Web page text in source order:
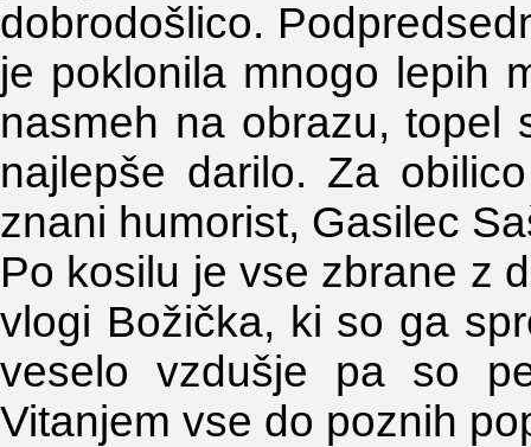
dobrodošlico.
je poklonila mnogo lepih
nasmeh na obrazu, topel
najlepše darilo. Za
znani humorist, Gasilec
Po kosilu je vse zbrane z
vlogi Božička, ki so ga
veselo vzdušje pa so
Vitanjem vse do poznih